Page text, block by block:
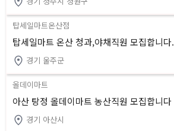
탑세일마트온산점
탑세일마트 온산 청과,야채직원 모집합니다.
경기 울주군
올데이마트
아산 탕정 올데이마트 농산직원 모집합니다
경기 아산시